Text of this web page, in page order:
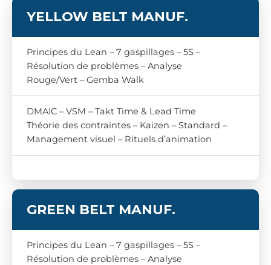
YELLOW BELT MANUF.
Principes du Lean – 7 gaspillages – 5S –
Résolution de problèmes – Analyse
Rouge/Vert – Gemba Walk
DMAIC – VSM – Takt Time & Lead Time
Théorie des contraintes – Kaizen – Standard –
Management visuel – Rituels d’animation
GREEN BELT MANUF.
Principes du Lean – 7 gaspillages – 5S –
Résolution de problèmes – Analyse